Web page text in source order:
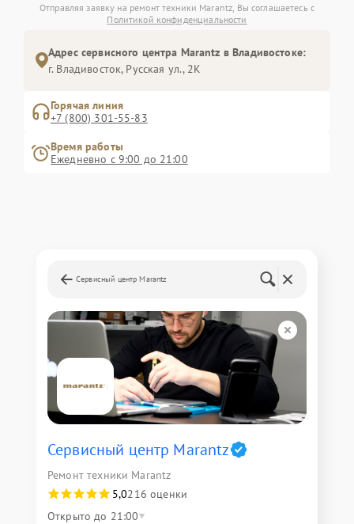
Отправляя заявку на ремонт техники Marantz, Вы соглашаетесь с
Политикой конфиденциальности
Адрес сервисного центра Marantz в Владивостоке:
г. Владивосток, Русская ул., 2К
Горячая линия
+7 (800) 301-55-83
Время работы
Ежедневно с 9:00 до 21:00
Сервисный центр Marantz
Сервисный центр Marantz
Ремонт техники Marantz
5,0216 оценки
Открыто до 21:00